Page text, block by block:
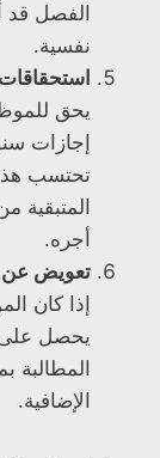
الفصل قد
نفسية.
يحق
إجازات
تحتسب هذه
المتبقية
أجره.
تعويض عن
إذا كان
يحصل على
المطالبة
الإضافية.